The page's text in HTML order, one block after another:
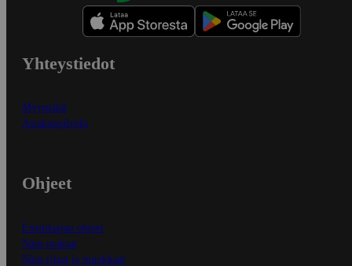
Yhteystiedot
Myymälät
Asiakaspalvelu
Ohjeet
Ensitilaajan ohjeet
Näin maksat
Näin tilaat ja muokkaat